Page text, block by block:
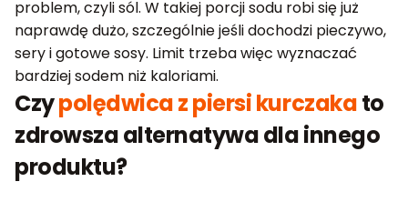
problem, czyli sól. W takiej porcji sodu robi się już
naprawdę dużo, szczególnie jeśli dochodzi pieczywo,
sery i gotowe sosy. Limit trzeba więc wyznaczać
bardziej sodem niż kaloriami.
Czypolędwica z piersi kurczakato
zdrowsza alternatywa dla innego
produktu?